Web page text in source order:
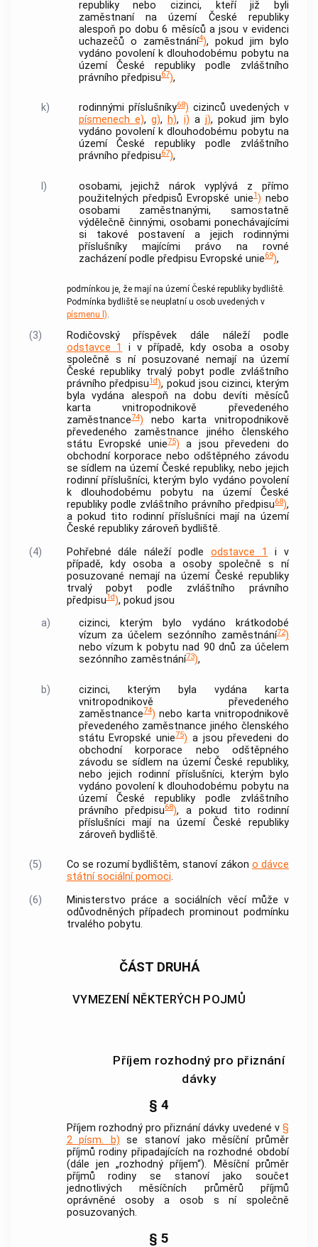
republiky nebo cizinci, kteří již byli
zaměstnaní na území České republiky
alespoň po dobu 6 měsíců a jsou v evidenci
uchazečů o zaměstnání4), pokud jim bylo
vydáno povolení k dlouhodobému pobytu na
území České republiky podle zvláštního
právního předpisu67),
k) rodinnými příslušníky68) cizinců uvedených v
písmenech e), g), h), i) a j), pokud jim bylo
vydáno povolení k dlouhodobému pobytu na
území České republiky podle zvláštního
právního předpisu67),
l)
osobami, jejichž nárok vyplývá z přímo
použitelných předpisů Evropské unie1) nebo
osobami zaměstnanými, samostatně
výdělečně činnými, osobami ponechávajícími
si takové postavení a jejich rodinnými
příslušníky majícími právo na rovné
zacházení podle předpisu Evropské unie69),
podmínkou je, že mají na území České republiky bydliště.
Podmínka bydliště se neuplatní u osob uvedených v
písmenu l).
(3)
Rodičovský příspěvek dále náleží podle
odstavce 1
i v případě, kdy osoba a osoby
společně s ní posuzované nemají na území
České republiky trvalý pobyt podle zvláštního
právního předpisu1d), pokud jsou cizinci, kterým
byla vydána alespoň na dobu devíti měsíců
karta vnitropodnikově převedeného
zaměstnance74) nebo karta vnitropodnikově
převedeného zaměstnance jiného členského
státu Evropské unie75) a jsou převedeni do
obchodní korporace nebo odštěpného závodu
se sídlem na území České republiky, nebo jejich
rodinní příslušníci, kterým bylo vydáno povolení
k dlouhodobému pobytu na území České
republiky podle zvláštního právního předpisu68),
a pokud tito rodinní příslušníci mají na území
České republiky zároveň bydliště.
(4)
Pohřebné dále náleží podleodstavce 1
i v
případě, kdy osoba a osoby společně s ní
posuzované nemají na území České republiky
trvalý pobyt podle zvláštního právního
předpisu1d), pokud jsou
a)
cizinci, kterým bylo vydáno krátkodobé
vízum za účelem sezónního zaměstnání72)
nebo vízum k pobytu nad 90 dnů za účelem
sezónního zaměstnání73),
b)
cizinci, kterým byla vydána karta
vnitropodnikově převedeného
zaměstnance74) nebo karta vnitropodnikově
převedeného zaměstnance jiného členského
státu Evropské unie75) a jsou převedeni do
obchodní korporace nebo odštěpného
závodu se sídlem na území České republiky,
nebo jejich rodinní příslušníci, kterým bylo
vydáno povolení k dlouhodobému pobytu na
území České republiky podle zvláštního
právního předpisu68), a pokud tito rodinní
příslušníci mají na území České republiky
zároveň bydliště.
(5) Co se rozumí bydlištěm, stanoví zákon o dávce
státní sociální pomoci.
(6)
Ministerstvo práce a sociálních věcí může v
odůvodněných případech prominout podmínku
trvalého pobytu.
ČÁST DRUHÁ
VYMEZENÍ NĚKTERÝCH POJMŮ
Příjem rozhodný pro přiznání
dávky
§ 4
Příjem rozhodný pro přiznání dávky uvedené v §
2 písm. b) se stanoví jako měsíční průměr
příjmů rodiny připadajících na rozhodné období
(dále jen „rozhodný příjem“). Měsíční průměr
příjmů rodiny se stanoví jako součet
jednotlivých měsíčních průměrů příjmů
oprávněné osoby a osob s ní společně
posuzovaných.
§ 5